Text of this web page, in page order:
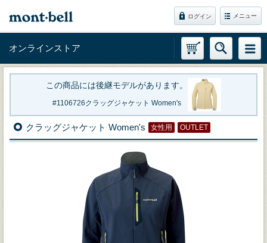
ログイン メニュー
オンラインストア
この商品には後継モデルがあります。
1106726クラッグジャケット Women's
クラッグジャケット Women's 女性用 OUTLET